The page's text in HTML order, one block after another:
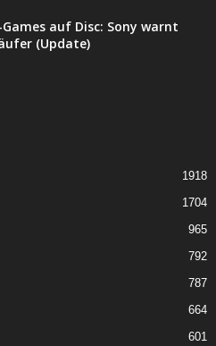
auf Disc: Sony warnt
(Update)
1918
1704
965
792
787
664
601